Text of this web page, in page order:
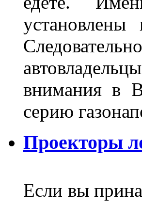
внимания в
серию
Проекторы
Если вы